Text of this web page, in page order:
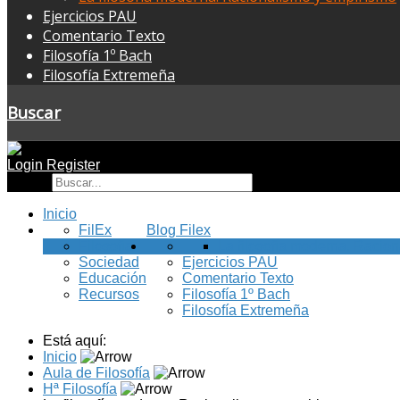
Ejercicios PAU
Comentario Texto
Filosofía 1º Bach
Filosofía Extremeña
Buscar
Login Register
Inicio
Blog Filex
FilEx
Filosofía
Sociedad
Educación
Recursos
Ejercicios PAU
Comentario Texto
Filosofía 1º Bach
Filosofía Extremeña
Está aquí:
Inicio
Aula de Filosofía
Hª Filosofía